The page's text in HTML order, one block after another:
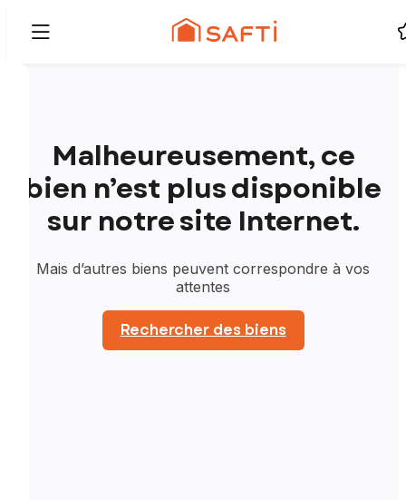
Malheureusement, ce
bien n’est plus disponible
sur notre site Internet.
Mais d’autres biens peuvent correspondre à vos
attentes
Rechercher des biens